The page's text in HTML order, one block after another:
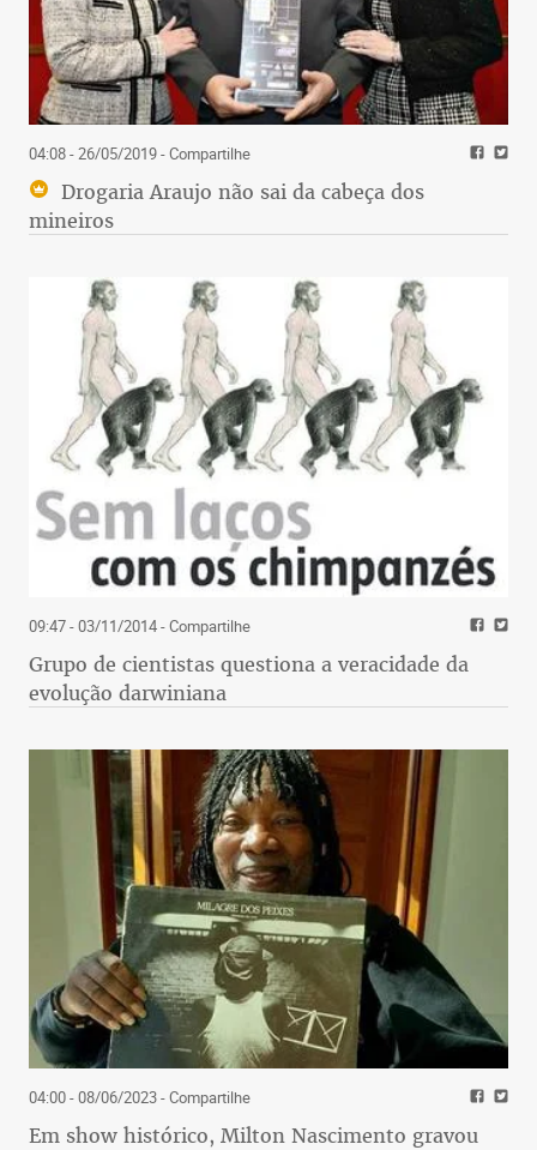
04:08 - 26/05/2019- Compartilhe
Drogaria Araujo não sai da cabeça dos
mineiros
09:47 - 03/11/2014- Compartilhe
Grupo de cientistas questiona a veracidade da
evolução darwiniana
04:00 - 08/06/2023- Compartilhe
Em show histórico, Milton Nascimento gravou